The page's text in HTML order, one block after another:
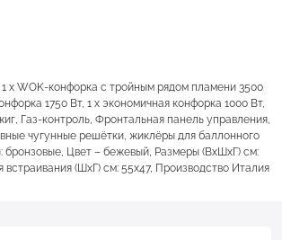
х WOK-конфорка с тройным рядом пламени 3500
1750 Вт, 1 x экономичная конфорка 1000 Вт,
Газ-контроль, Фронтальная панель управления,
чугунные решётки, жиклёры для баллонного
бронзовые, Цвет – бежевый, Размеры (ВхШхГ) см:
встраивания (ШхГ) см: 55х47, Производство Италия